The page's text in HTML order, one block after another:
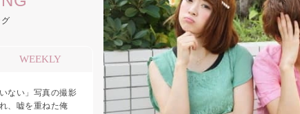
長続き
WEEKLY
いない」写真の撮影
、嘘を重ねた俺